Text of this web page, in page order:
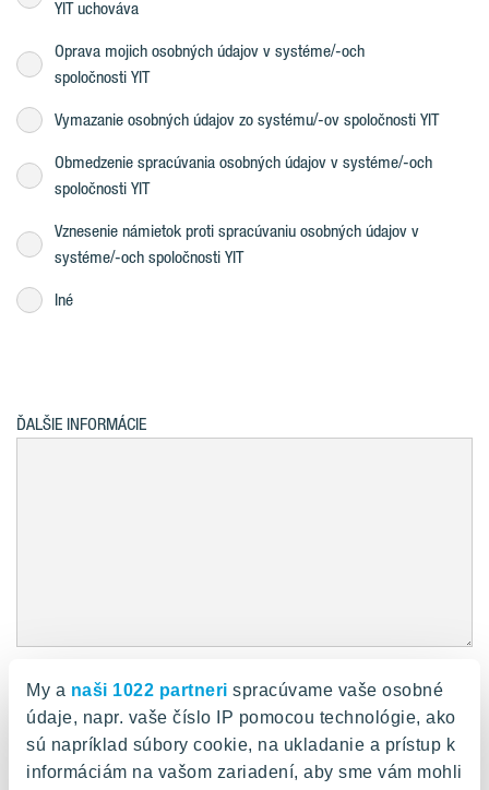
My a naši 1022 partneri spracúvame vaše osobné
údaje, napr. vaše číslo IP pomocou technológie, ako
sú napríklad súbory cookie, na ukladanie a prístup k
informáciám na vašom zariadení, aby sme vám mohli
YIT uchováva
Oprava mojich osobných údajov v systéme/-och
spoločnosti YIT
Vymazanie osobných údajov zo systému/-ov spoločnosti YIT
Obmedzenie spracúvania osobných údajov v systéme/-och
spoločnosti YIT
Vznesenie námietok proti spracúvaniu osobných údajov v
systéme/-och spoločnosti YIT
Iné
ĎALŠIE INFORMÁCIE
Upozornenie! Žiadosť nie je možné spracovať, kým
neoveríme, že ste uvedená dotknutá osoba. Všetky polia
dôkladne vyplňte. Žiadosť bez dostatočných informácií nie
je možné spracovať. Ak budeme mať akékoľvek ďalšie